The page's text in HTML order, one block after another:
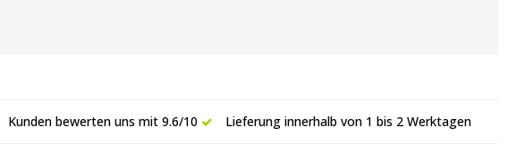
Kunden bewerten uns mit 9.6/10 Lieferung innerhalb von 1 bis 2 Werktagen